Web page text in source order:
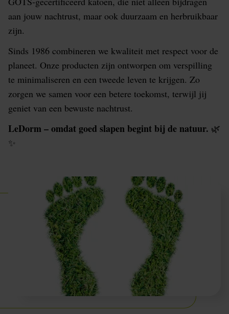
aan jouw nachtrust, maar ook duurzaam en herbruikbaar
zijn.
Sinds 1986 combineren we kwaliteit met respect voor de
planeet. Onze producten zijn ontworpen om verspilling
te minimaliseren en een tweede leven te krijgen. Zo
zorgen we samen voor een betere toekomst, terwijl jij
geniet van een bewuste nachtrust.
LeDorm – omdat goed slapen begint bij de natuur. 🌿
✨